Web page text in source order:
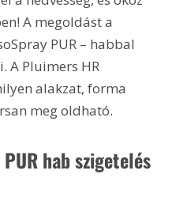
A megoldást a
PUR – habbal
A Pluimers HR
alakzat, forma
meg oldható.
hab szigetelés